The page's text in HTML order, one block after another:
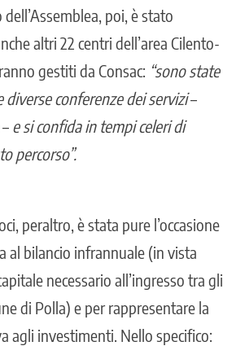
poi, è stato
altri 22 centri dell’area Cilento-
gestiti da Consac: “sono state
conferenze dei servizi–
e si confida in tempi celeri di
percorso”.
peraltro, è stata pure l’occasione
al bilancio infrannuale (in vista
necessario all’ingresso tra gli
di Polla) e per rappresentare la
agli investimenti. Nello specifico: